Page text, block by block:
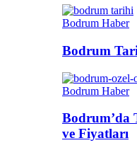
Bodrum Haber
Bodrum
Bodrum Haber
Bodrum’da
ve Fiyatları